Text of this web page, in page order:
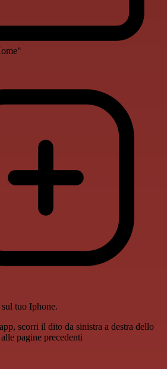
tuo Iphone.
scorri il dito da sinistra a destra dello
pagine precedenti